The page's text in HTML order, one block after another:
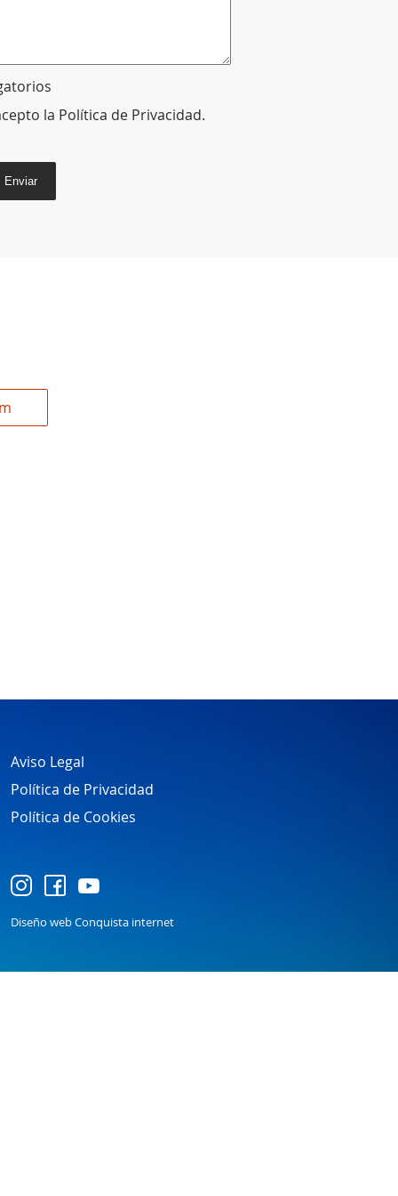
la Política de Privacidad.
Enviar
Aviso Legal
Política de Privacidad
Política de Cookies
Diseño web Conquista internet